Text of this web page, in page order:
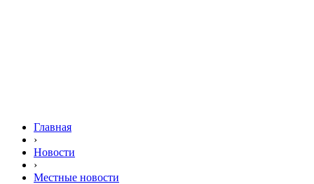
Главная
›
Новости
›
Местные новости